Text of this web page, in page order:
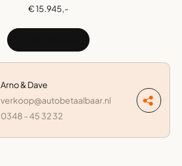
€ 15.945,-
Arno & Dave
verkoop@autobetaalbaar.nl
0348 - 45 32 32